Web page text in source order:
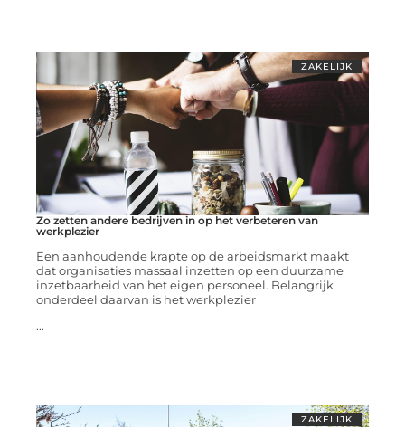
ZAKELIJK
Zo zetten andere bedrijven in op het verbeteren van
werkplezier
Een aanhoudende krapte op de arbeidsmarkt maakt
dat organisaties massaal inzetten op een duurzame
inzetbaarheid van het eigen personeel. Belangrijk
onderdeel daarvan is het werkplezier
...
ZAKELIJK